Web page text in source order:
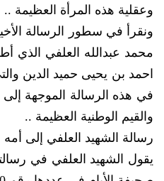
وعقلية هذه المرأة العظيمة ..
ونقرأ في سطور الرسالة
محمد عبدالله العلفي الذي
احمد بن يحيى حميد الدين
في هذه الرسالة الموجهة إلى
والقيم الوطنية العظيمة ..
رسالة الشهيد العلفي إلى أمه
يقول الشهيد العلفي في